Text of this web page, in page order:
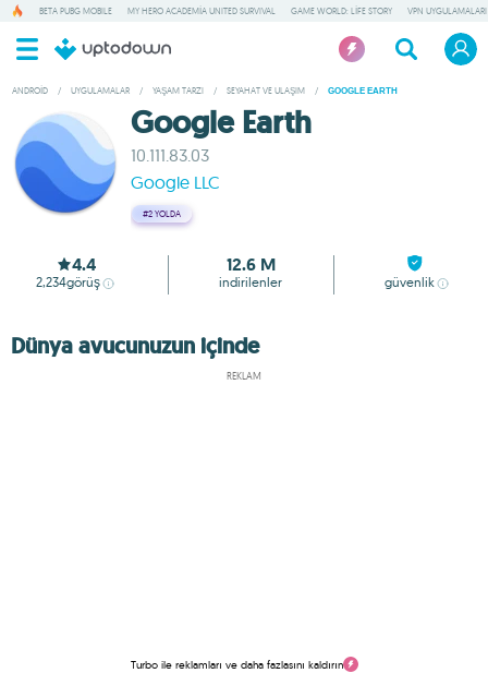
BETA PUBG MOBILE MY HERO ACADEMIA UNITED SURVIVAL GAME WORLD: LIFE STORY VPN UYGULAMALARI
ANDROID / UYGULAMALAR / YAŞAM TARZI / SEYAHAT VE ULAŞIM / GOOGLE EARTH
Google Earth
10.111.83.03
Google LLC
#2 YOLDA
4.4
2,234görüş
12.6 M
indirilenler güvenlik
Dünya avucunuzun içinde
REKLAM
Turbo ile reklamları ve daha fazlasını kaldırın